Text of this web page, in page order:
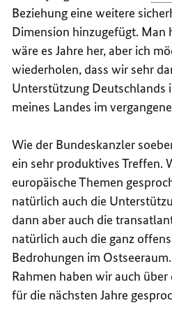
Beziehung eine weitere
Dimension hinzugefügt. Man
wäre es Jahre her, aber ich
wiederholen, dass wir sehr
Unterstützung Deutschlands
meines Landes im
Wie der Bundeskanzler
ein sehr produktives Treffen.
europäische Themen
natürlich auch die
dann aber auch die
natürlich auch die ganz
Bedrohungen im
Rahmen haben wir auch
für die nächsten Jahre